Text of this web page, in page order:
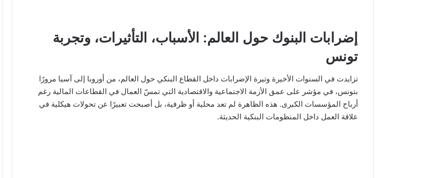
إضرابات البنوك حول العالم: الأسباب، التأثيرات، وتجربة
تونس
تزايدت في السنوات الأخيرة وتيرة الإضرابات داخل القطاع البنكي حول العالم، من أوروبا إلى آسيا مرورًا
بتونس، في مؤشر على عمق الأزمة الاجتماعية والاقتصادية التي تمسّ العمال في القطاعات المالية رغم
أرباح المؤسسات الكبرى. هذه الظاهرة لم تعد محلية أو ظرفية، بل أصبحت تعبيرًا عن تحولات هيكلية في
علاقة العمل داخل المنظومات البنكية الحديثة.